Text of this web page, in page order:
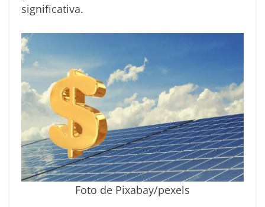
significativa.
Foto de Pixabay/pexels